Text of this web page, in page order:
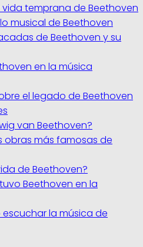
temprana de Beethoven
musical de Beethoven
de Beethoven y su
en la música
el legado de Beethoven
van Beethoven?
obras más famosas de
de Beethoven?
Beethoven en la
la música de